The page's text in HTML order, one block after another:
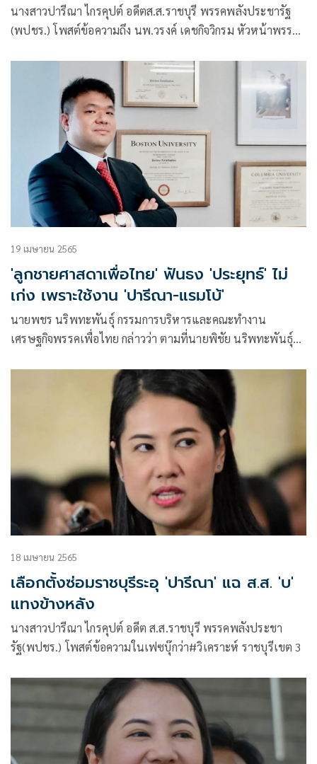
นางสาวปารีณา ไกรคุปต์ อดีตส.ส.ราชบุรี พรรคพลังประชารัฐ
(พปชร.) โพสต์ข้อความถึง นพ.วรงค์ เดชกิจวิกรม หัวหน้าพรรค
19 เมษายน 2565
'ลูกชายศาสดาเพื่อไทย' ฟันธง 'ประยุทธ์' ไม่
เก่ง เพราะใช้งาน 'ปารีณา-แรมโบ้'
นายพชร นริพทะพันธุ์ กรรมการบริหารและคณะทำงาน
เศรษฐกิจพรรคเพื่อไทย กล่าวว่า ตามที่นายพิชัย นริพทะพันธุ์
เตือนพล.อ.ประยุทธ์ จันทร์โอชา นายกรัฐมนตรีและหัวหน้าทีม
18 เมษายน 2565
เลือกตั้งซ่อมราชบุรีระอุ 'ปารีณา' แฉ ส.ส. 'บ'
แทงข้างหลัง
นางสาวปารีณา ไกรคุปต์ อดีต ส.ส.ราชบุรี พรรคพลังประชา
รัฐ(พปชร.) โพสต์ข้อความในเฟซบุ๊กว่า#วิเคราะห์ ราชบุรีเขต 3